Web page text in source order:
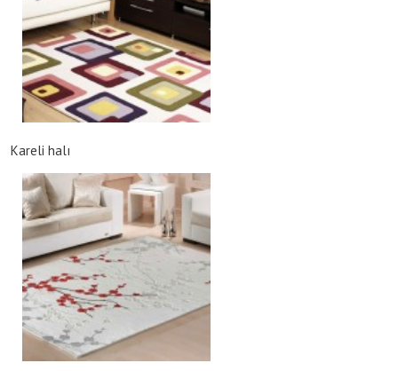
Kareli halı